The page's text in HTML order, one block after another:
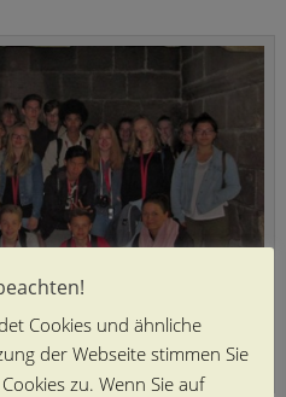
(Mont St Michel)
Cookies und ähnliche
der Webseite stimmen Sie
zu. Wenn Sie auf